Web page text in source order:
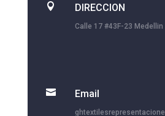
 DIRECCION
Calle 17 #43F-23
 Email